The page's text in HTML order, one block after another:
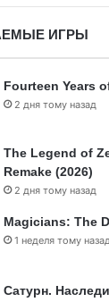
ИГРЫ
Fourteen Years
2 дня тому назад
The Legend of
Remake (2026)
2 дня тому назад
Magicians: The
1 неделя тому
Сатурн.